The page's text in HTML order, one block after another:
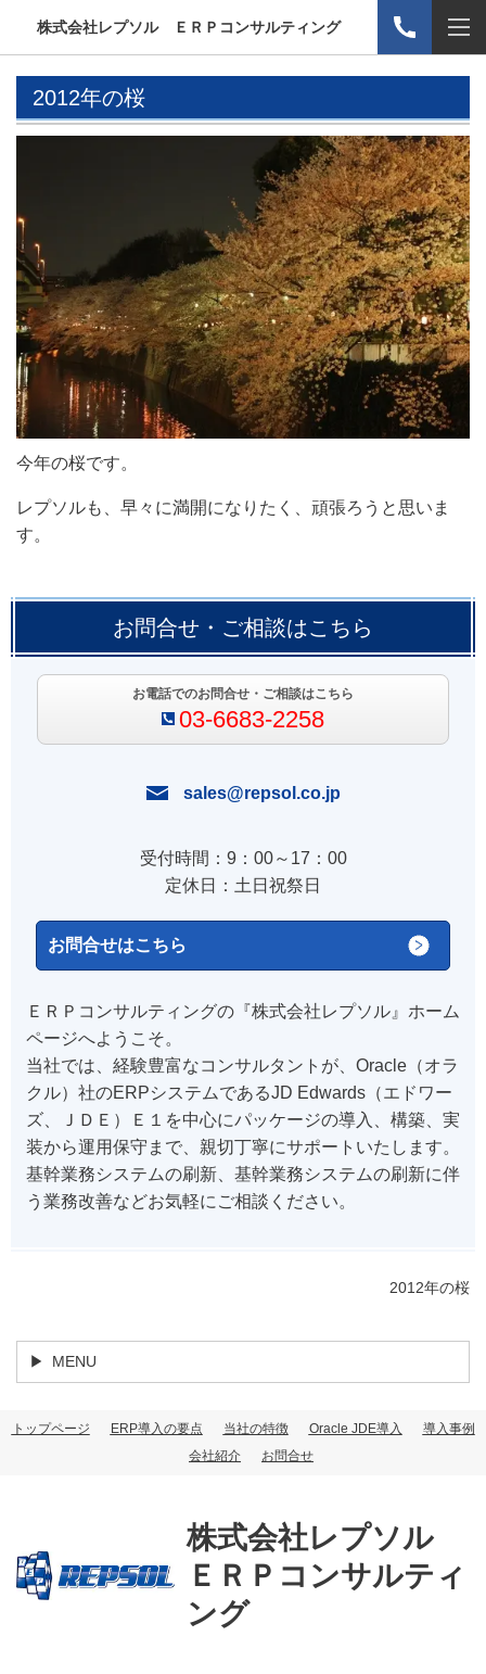
株式会社レプソル ＥＲＰコンサルティング
2012年の桜
今年の桜です。
レプソルも、早々に満開になりたく、頑張ろうと思いま
す。
お問合せ・ご相談はこちら
お電話でのお問合せ・ご相談はこちら
03-6683-2258
sales@repsol.co.jp
受付時間：9：00～17：00
定休日：土日祝祭日
お問合せはこちら
ＥＲＰコンサルティングの『株式会社レプソル』ホーム
ページへようこそ。
当社では、経験豊富なコンサルタントが、Oracle（オラ
クル）社のERPシステムであるJD Edwards（エドワー
ズ、ＪＤＥ）Ｅ１を中心にパッケージの導入、構築、実
装から運用保守まで、親切丁寧にサポートいたします。
基幹業務システムの刷新、基幹業務システムの刷新に伴
う業務改善などお気軽にご相談ください。
2012年の桜
MENU
トップページ ERP導入の要点 当社の特徴 Oracle JDE導入
導入事例
会社紹介
お問合せ
株式会社レプソル
ＥＲＰコンサルティ
ング